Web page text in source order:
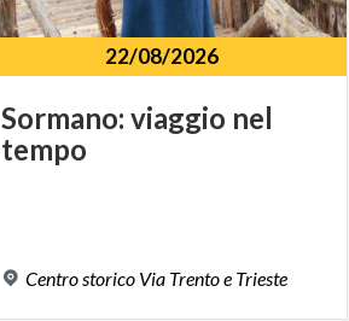
22/08/2026
Sormano: viaggio nel
tempo
Centro storico Via Trentoe Trieste